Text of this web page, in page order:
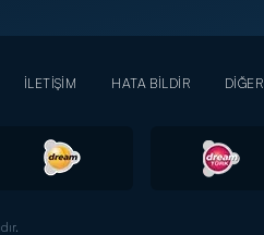
İLETİŞİM HATA BİLDİR DİĞER